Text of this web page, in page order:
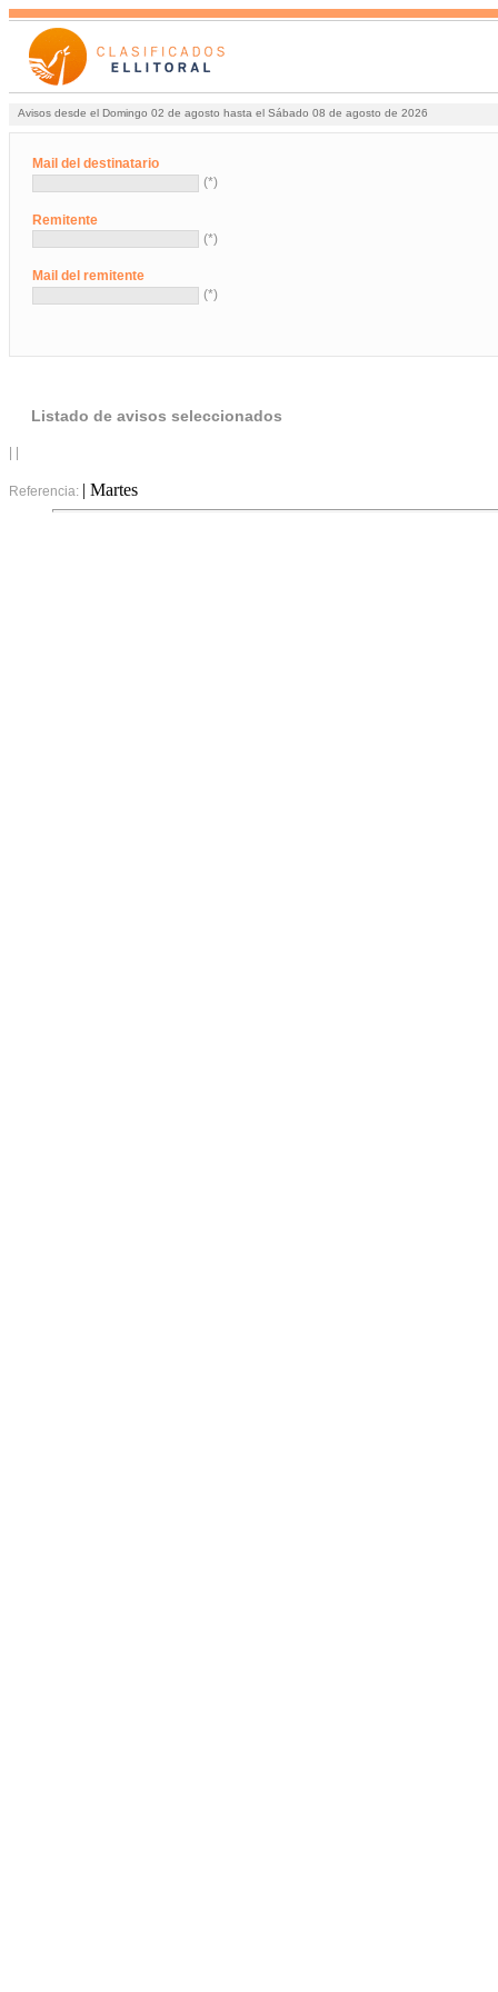
Avisos desde el Domingo 02 de agosto hasta el Sábado 08 de agosto de 2026
Mail del destinatario
(*)
Remitente
(*)
Mail del remitente
(*)
Listado de avisos seleccionados
Referencia: | Martes